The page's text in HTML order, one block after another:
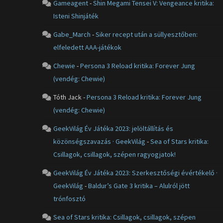
Gameagent-Shin Megami Tensei V: Vengeance kritika:
Isteni Shinjáték
Gabe_March -Siker recept után a süllyesztőben:
elfeledett AAA-játékok
Chewie -Persona 3 Reload kritika: Forever Jung
(vendég: Chewie)
Tóth Jack-Persona 3 Reload kritika: Forever Jung
(vendég: Chewie)
GeekVilág Év Játéka 2023: jelöltállítás és
közönségszavazás · GeekVilág -Sea of Stars kritika:
Csillagok, csillagok, szépen ragyogjatok!
GeekVilág Év Játéka 2023: Szerkesztőségi évértékelő ·
GeekVilág -Baldur’s Gate 3 kritika – Alulról jött
trónfosztó
Sea of Stars kritika: Csillagok, csillagok, szépen